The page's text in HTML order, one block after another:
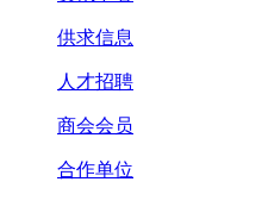
供求信息
人才招聘
商会会员
合作单位